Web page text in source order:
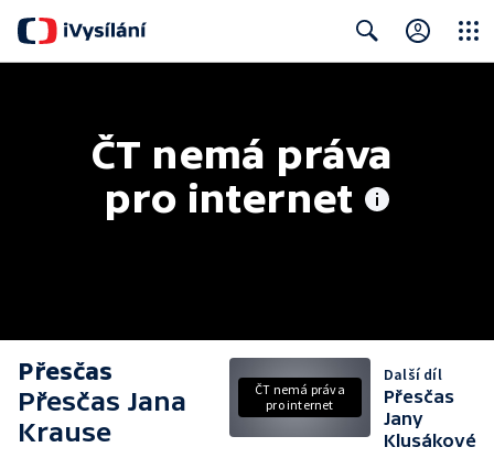
ČT nemá práva
pro internet
Přesčas
Přesčas Jana
Krause
ČT nemá práva
pro internet
Další díl
Přesčas
Jany
Klusákové